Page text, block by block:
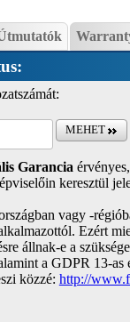
MEHET
Garancia
keresztül
vagy -
Ezért
állnak-e a
a GDPR 13-
közzé: http://